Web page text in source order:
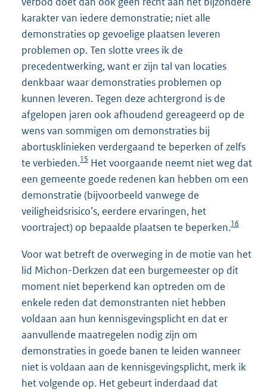
karakter van iedere demonstratie; niet alle
demonstraties op gevoelige plaatsen leveren
problemen op. Ten slotte vrees ik de
precedentwerking, want er zijn tal van locaties
denkbaar waar demonstraties problemen op
kunnen leveren. Tegen deze achtergrond is de
afgelopen jaren ook afhoudend gereageerd op de
wens van sommigen om demonstraties bij
abortusklinieken verdergaand te beperken of zelfs
te verbieden.15 Het voorgaande neemt niet weg dat
een gemeente goede redenen kan hebben om een
demonstratie (bijvoorbeeld vanwege de
veiligheidsrisico’s, eerdere ervaringen, het
voortraject) op bepaalde plaatsen te beperken.16
Voor wat betreft de overweging in de motie van het
lid Michon-Derkzen dat een burgemeester op dit
moment niet beperkend kan optreden om de
enkele reden dat demonstranten niet hebben
voldaan aan hun kennisgevingsplicht en dat er
aanvullende maatregelen nodig zijn om
demonstraties in goede banen te leiden wanneer
niet is voldaan aan de kennisgevingsplicht, merk ik
het volgende op. Het gebeurt inderdaad dat